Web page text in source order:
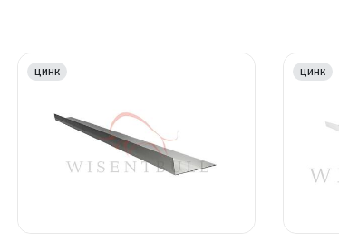
ЦИНК ЦИНК